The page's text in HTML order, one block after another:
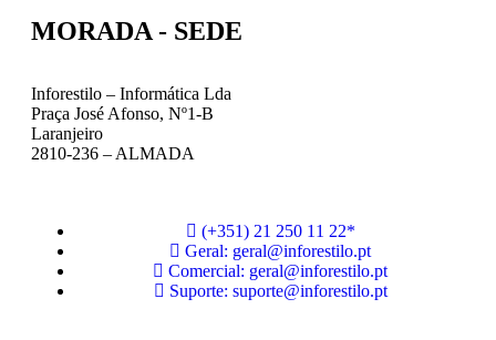
MORADA - SEDE
Inforestilo – Informática Lda
Praça José Afonso, Nº1-B
Laranjeiro
2810-236 – ALMADA
(+351) 21 250 11 22*
Geral: geral@inforestilo.pt
Comercial: geral@inforestilo.pt
Suporte: suporte@inforestilo.pt